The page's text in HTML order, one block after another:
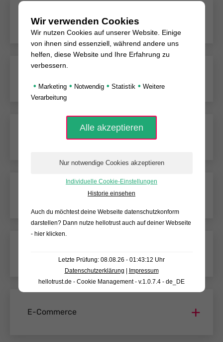
Social Media (Betreuung und Umsetzung)
Mousetracking
E-Commerce
Wir verwenden Cookies
Wir nutzen Cookies auf unserer Website. Einige
von ihnen sind essenziell, während andere uns
helfen, diese Website und Ihre Erfahrung zu
verbessern.
• Marketing • Notwendig • Statistik • Weitere
Verarbeitung
Individuelle Cookie-Einstellungen
Historie einsehen
Auch du möchtest deine Webseite datenschutzkonform
darstellen? Dann nutze hellotrust auch auf deiner Webseite
- hier klicken
Letzte Prüfung: 08.08.26 - 01:43:12 Uhr
Datenschutzerklärung | Impressum
hellotrust.de - Cookie Management - v.1.0.7.4 - de_DE